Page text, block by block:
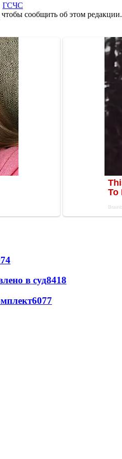
ГСЧС
сообщить об этом редакции.
в суд8418
6077